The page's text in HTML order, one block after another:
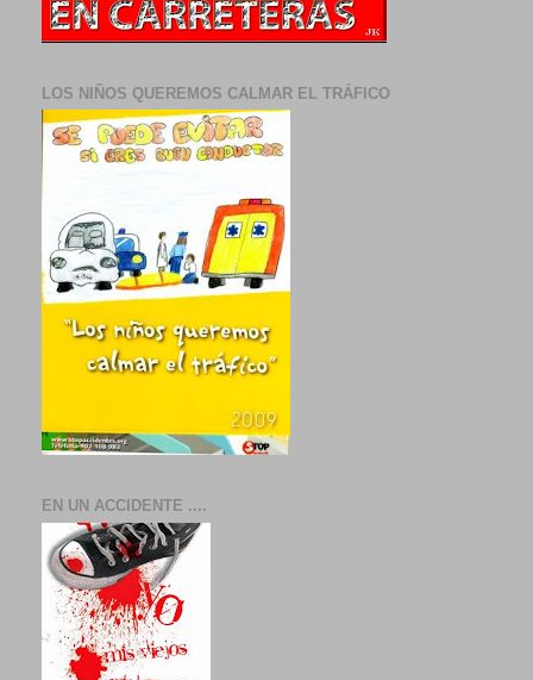
LOS NIÑOS QUEREMOS CALMAR EL TRÁFICO
EN UN ACCIDENTE ....